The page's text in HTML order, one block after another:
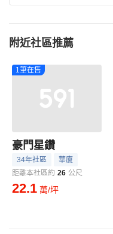
附近社區推薦
1筆在售
豪門星鑽
34年社區
華廈
距離本社區約 26 公尺
22.1 萬/坪